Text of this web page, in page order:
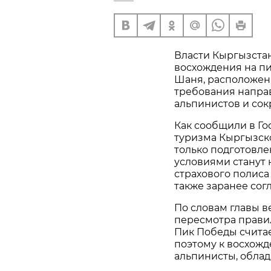
Власти
восхождения на
Шаня,
требования
альпинистов и
Как сообщили в
туризма
только
условиями
страхового
также заранее
По словам главы
пересмотра
Пик Победы
поэтому к
альпинисты,